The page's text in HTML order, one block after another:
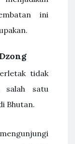
ini
tidak
salah satu
Bhutan.